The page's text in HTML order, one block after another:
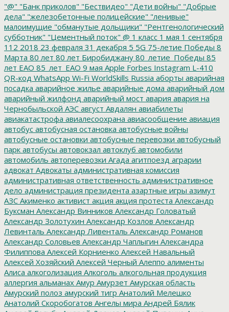
"@" "Банк приколов" "Бествидео" "Дети войны" "Добрые
дела" "железобетонные полицейские" "ленивые"
малоимущие "обманутые дольщики" "Рентгенологический
субботник" "Цементный поток" @ 1 класс 1 мая 1 сентября
112 2018 23 февраля 31 декабря 5 5G 75-летие Победы 8
Марта 80 лет 80 лет Биробиджану 80_летие_Победы 85
лет ЕАО 85_лет_ЕАО 9 мая Apple Forbes Instagram L-410
QR-код WhatsApp Wi-Fi WorldSkills Russia аборты аварийная
посадка аварийное жилье аварийные дома аварийный дом
аварийный жилфонд аварийный мост авария авария на
Чернобыльской АЭС август Авдалян авиабилеты
авиакатастрофа авиалесоохрана авиасообщение авиация
автобус автобусная остановка автобусные войны
автобусные остановки автобусные перевозки автобусный
парк автобусы автовокзал автоклуб автомобили
автомобиль автоперевозки Агада агитпоезд аграрии
адвокат Адвокаты административная комиссия
административная ответственность административное
дело администрация президента азартные игры азимут
АЗС Акименко активист акция акция протеста Александр
Буксман Александр Винников Александр Головатый
Александр Золотухин Александр Козлов Александр
Левинталь Александр Ливенталь Александр Романов
Александр Соловьев Александр Чаплыгин Александра
Филиппова Алексей Корниенко Алексей Навальный
Алексей Хозяйский Алексей Черный Алеппо алименты
Алиса алкоголизация Алкоголь алкогольная продукция
аллергия альманах Амур Амурзет Амурская область
Амурский полоз амурский тигр Анатолий Мелешко
Анатолий Скоробогатов Ангелы мира Андрей Бялик